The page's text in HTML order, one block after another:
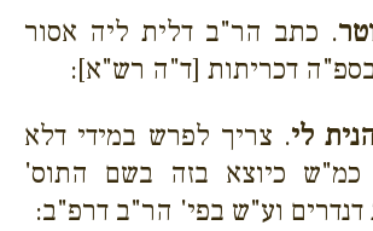
. כתב הר"ב דלית ליה אסור
דכריתות [ד"ה רש"א]:
לי. צריך לפרש במידי דלא
כיוצא בזה בשם התוס'
וע"ש בפי' הר"ב דרפ"ב: